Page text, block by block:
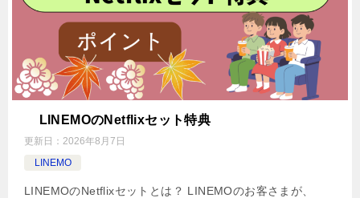
LINEMOのNetflixセット特典
更新日： 2026年8月7日
LINEMO
LINEMOのNetflixセットとは？ LINEMOのお客さまが、